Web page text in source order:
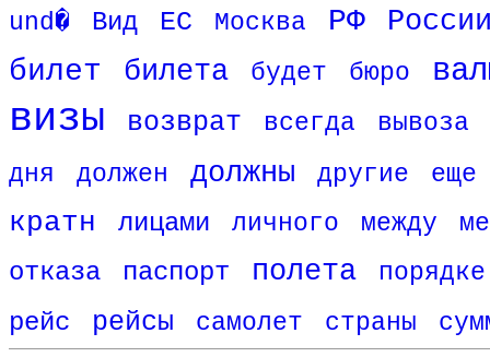
und� Вид ЕС Москва РФ
билет билета будет бюро
визы возврат всегда
вывоза
дня
должен должны другие еще
кратн лицами личного между
отказа паспорт полета порядке
рейс рейсы самолет страны